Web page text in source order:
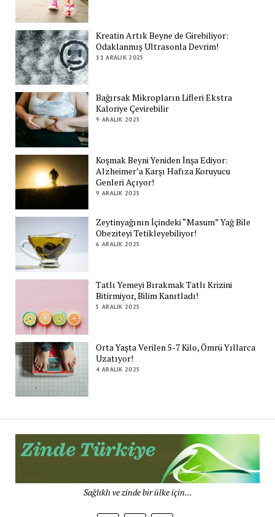
Kreatin Artık Beyne de Girebiliyor:
Odaklanmış Ultrasonla Devrim!
11 ARALIK 2025
Bağırsak Mikropların Lifleri Ekstra
Kaloriye Çevirebilir
9 ARALIK 2025
Koşmak Beyni Yeniden İnşa Ediyor:
Alzheimer’a Karşı Hafıza Koruyucu
Genleri Açıyor!
9 ARALIK 2025
Zeytinyağının İçindeki “Masum” Yağ Bile
Obeziteyi Tetikleyebiliyor!
6 ARALIK 2025
Tatlı Yemeyi Bırakmak Tatlı Krizini
Bitirmiyor, Bilim Kanıtladı!
5 ARALIK 2025
Orta Yaşta Verilen 5-7 Kilo, Ömrü Yıllarca
Uzatıyor!
4 ARALIK 2025
Sağlıklı ve zinde bir ülke için...